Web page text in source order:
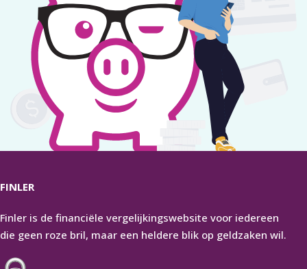
FINLER
Finler is de financiële vergelijkingswebsite voor iedereen
die geen roze bril, maar een heldere blik op geldzaken wil.